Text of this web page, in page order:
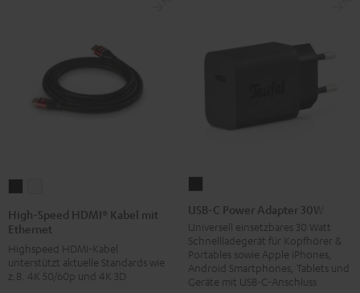
Speed
HDMI®
Kabel
mit
Ethernet
Speed
HDMI®
Kabel
mit
Ethernet
High-Speed HDMI® Kabel mit
Ethernet
Highspeed HDMI-Kabel
unterstützt aktuelle Standards wie
z.B. 4K 50/60p und 4K 3D
C
Power
Adapter
30W
Schwarz
USB-C Power Adapter 30W
Universell einsetzbares 30 Watt
Schnellladegerät für Kopfhörer &
Portables sowie Apple iPhones,
Android Smartphones, Tablets und
Geräte mit USB-C-Anschluss